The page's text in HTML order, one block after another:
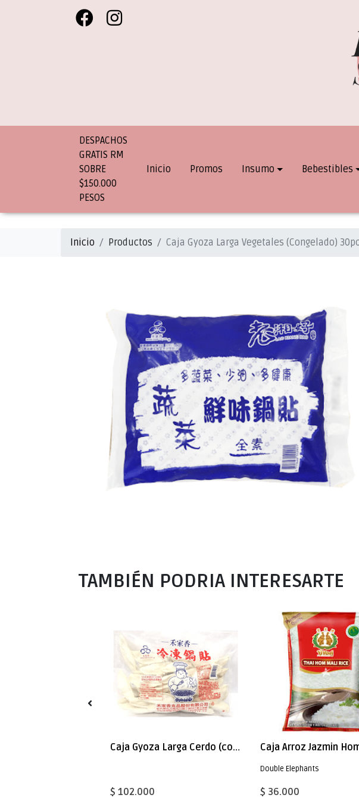
DESPACHOS
GRATIS RM
SOBRE
$150.000
PESOS
Inicio Promos Insumo Bebestibles
Inicio Productos Caja Gyoza Larga Vegetales (Congelado)
TAMBIÉN PODRIA INTERESARTE
Caja Gyoza Larga Cerdo (congelado) 50pc x 12 (7377)
$ 102.000
Double Elephants
$ 36.000